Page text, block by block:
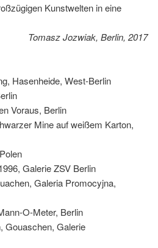
Kunstwelten in eine
Berlin, 2017
Hasenheide, West-Berlin
Voraus, Berlin
Mine auf weißem Karton,
Galerie ZSV Berlin
Galeria Promocyjna,
O-Meter, Berlin
Gouaschen, Galerie